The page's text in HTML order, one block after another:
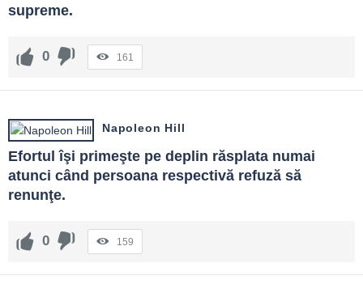
supreme.
0 161
Napoleon Hill
Efortul îşi primeşte pe deplin răsplata numai
atunci când persoana respectivă refuză să
renunţe.
0 159